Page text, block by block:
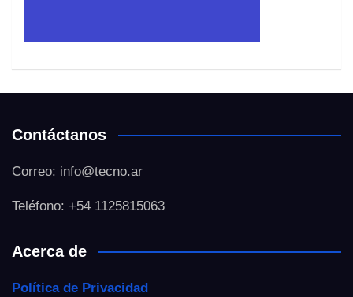
Contáctanos
Correo: info@tecno.ar
Teléfono: +54 1125815063
Acerca de
Política de Privacidad